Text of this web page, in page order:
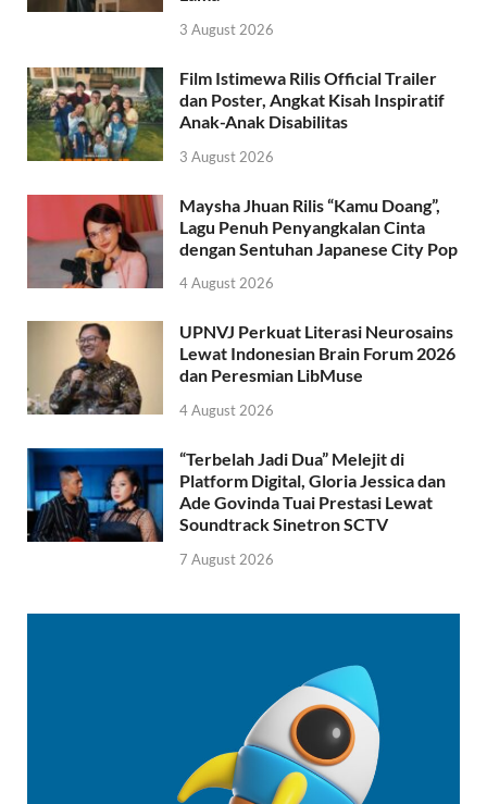
3 August 2026
Film Istimewa Rilis Official Trailer
dan Poster, Angkat Kisah Inspiratif
Anak-Anak Disabilitas
3 August 2026
Maysha Jhuan Rilis “Kamu Doang”,
Lagu Penuh Penyangkalan Cinta
dengan Sentuhan Japanese City Pop
4 August 2026
UPNVJ Perkuat Literasi Neurosains
Lewat Indonesian Brain Forum 2026
dan Peresmian LibMuse
4 August 2026
“Terbelah Jadi Dua” Melejit di
Platform Digital, Gloria Jessica dan
Ade Govinda Tuai Prestasi Lewat
Soundtrack Sinetron SCTV
7 August 2026